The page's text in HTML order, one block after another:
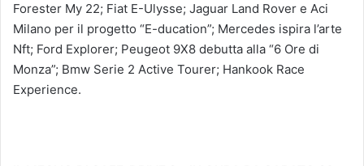
Forester My 22; Fiat E-Ulysse; Jaguar Land Rover e Aci
Milano per il progetto “E-ducation”; Mercedes ispira l’arte
Nft; Ford Explorer; Peugeot 9X8 debutta alla “6 Ore di
Monza”; Bmw Serie 2 Active Tourer; Hankook Race
Experience.